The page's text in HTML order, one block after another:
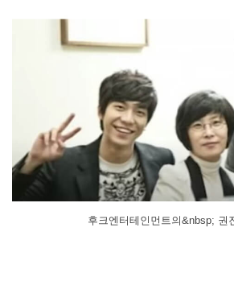
후크엔터테인먼트의&nbsp; 권